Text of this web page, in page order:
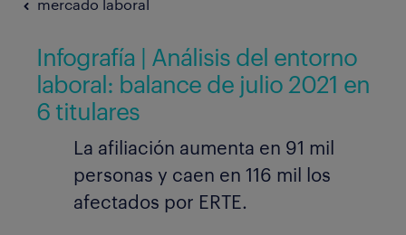
mercado laboral
Infografía | Análisis del entorno
laboral: balance de julio 2021 en
6 titulares
La afiliación aumenta en 91 mil
personas y caen en 116 mil los
afectados por ERTE.